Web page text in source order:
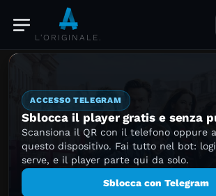
L'ORIGINALE.
ACCESSO TELEGRAM
Sblocca il player gratis e senza
Scansiona il QR con il telefono oppure
questo dispositivo. Fai tutto nel bot:
serve, e il player parte qui da solo.
Sblocca con Telegram